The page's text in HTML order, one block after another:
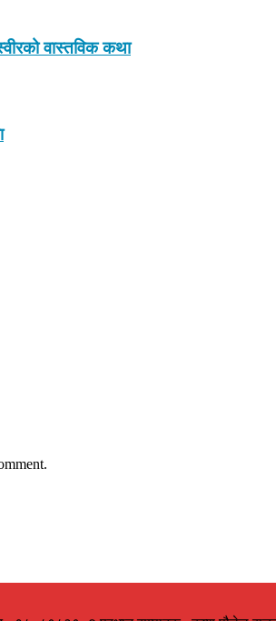
वास्तविक कथा